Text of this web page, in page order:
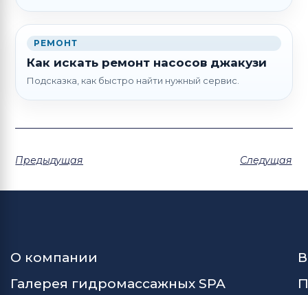
РЕМОНТ
Как искать ремонт насосов джакузи
Подсказка, как быстро найти нужный сервис.
Предыдущая Следущая
О компании
Галерея гидромассажных SPA